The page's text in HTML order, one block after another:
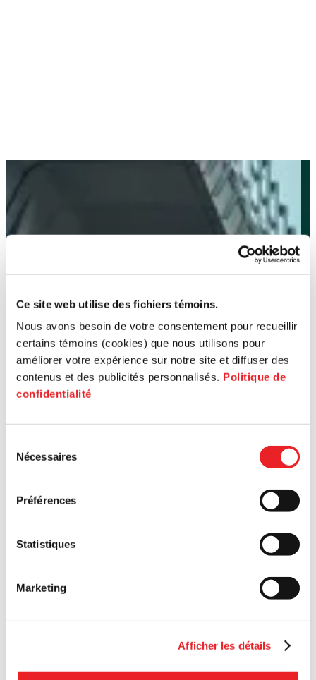
Ce site web utilise des fichiers témoins.
Nous avons besoin de votre consentement pour recueillir
certains témoins (cookies) que nous utilisons pour
améliorer votre expérience sur notre site et diffuser des
contenus et des publicités personnalisés. Politique de
confidentialité
Nécessaires
Préférences
Statistiques
Marketing
Afficher les détails